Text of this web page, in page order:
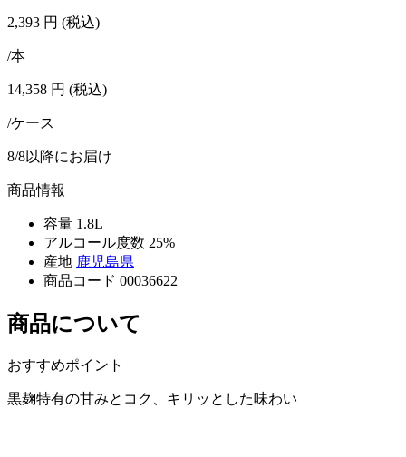
2,393 円 (税込)
/本
14,358 円 (税込)
/ケース
8/8以降にお届け
商品情報
容量 1.8L
アルコール度数 25%
産地 鹿児島県
商品コード 00036622
商品について
おすすめポイント
黒麹特有の甘みとコク、キリッとした味わい